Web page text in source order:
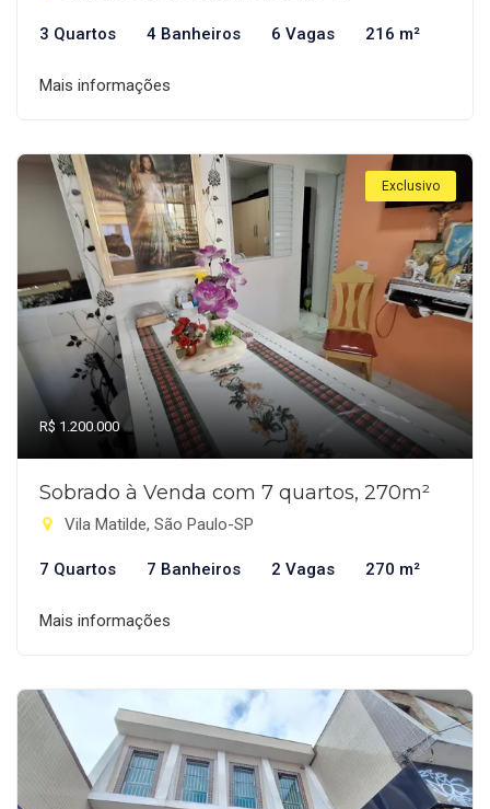
3 Quartos 4 Banheiros 6 Vagas 216 m²
Mais informações
Exclusivo
R$ 1.200.000
Sobrado à Venda com 7 quartos, 270m²
Vila Matilde, São Paulo-SP
7 Quartos 7 Banheiros 2 Vagas 270 m²
Mais informações